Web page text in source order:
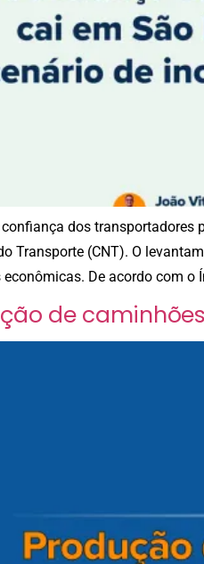
confiança dos
Transporte (CNT). O
econômicas. De acordo com o
de